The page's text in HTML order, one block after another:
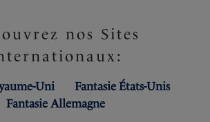
nos Sites
Uni
Fantasie États-Unis
Fantasie Allemagne